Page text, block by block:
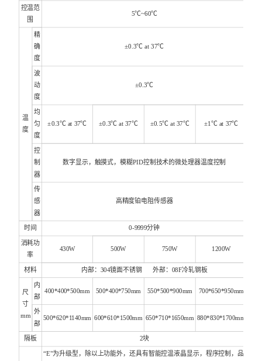
控温范
围
5℃~60℃
温
度
精
确
度
±0.3℃ at 37℃
波
动
度
±0.3℃
均
匀
度
±0.3℃ at 37℃ ±0.3℃ at 37℃ ±0.5℃ at 37℃ ±1℃ at 37℃
控
制
器
数字显示，触摸式，模糊PID控制技术的微处理器温度控制
传
感
器
高精度铂电阻传感器
时间 0-9999分钟
消耗功
率
430W 500W 750W 1200W
材料 内部：304镜面不锈钢 外部：08F冷轧钢板
尺
寸
mm
内
部
400*400*500mm 500*400*750mm 550*500*900mm 700*650*950mm
外
部
500*620*1140mm 600*610*1500mm 650*710*1650mm 880*830*1700mm
隔板 2块
“E"为升级型，除以上功能外，还具有智能控温液晶显示，程序控制，品